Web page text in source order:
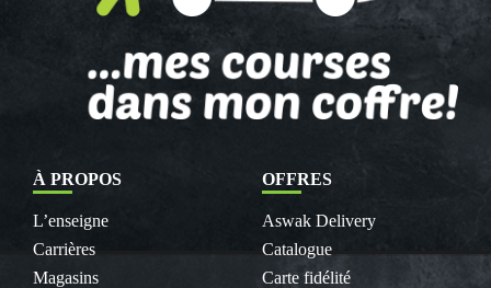
À PROPOS
L’enseigne
Carrières
Magasins
OFFRES
Aswak Delivery
Catalogue
Carte fidélité